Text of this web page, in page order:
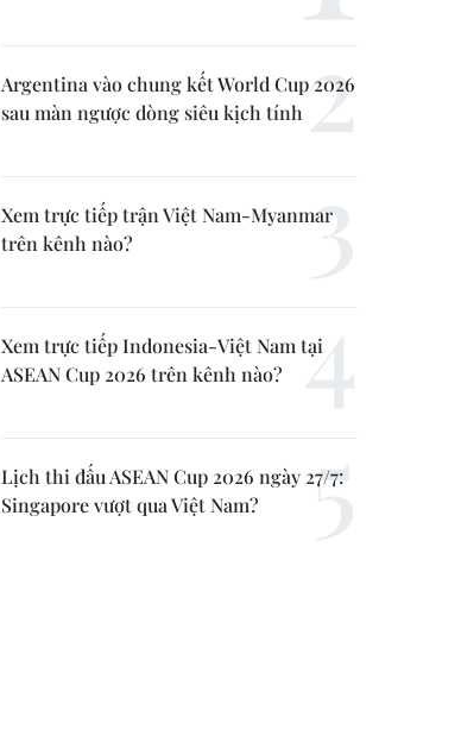
Argentina vào chung kết World Cup 2026
sau màn ngược dòng siêu kịch tính
Xem trực tiếp trận Việt Nam-Myanmar
trên kênh nào?
Xem trực tiếp Indonesia-Việt Nam tại
ASEAN Cup 2026 trên kênh nào?
Lịch thi đấu ASEAN Cup 2026 ngày 27/7:
Singapore vượt qua Việt Nam?